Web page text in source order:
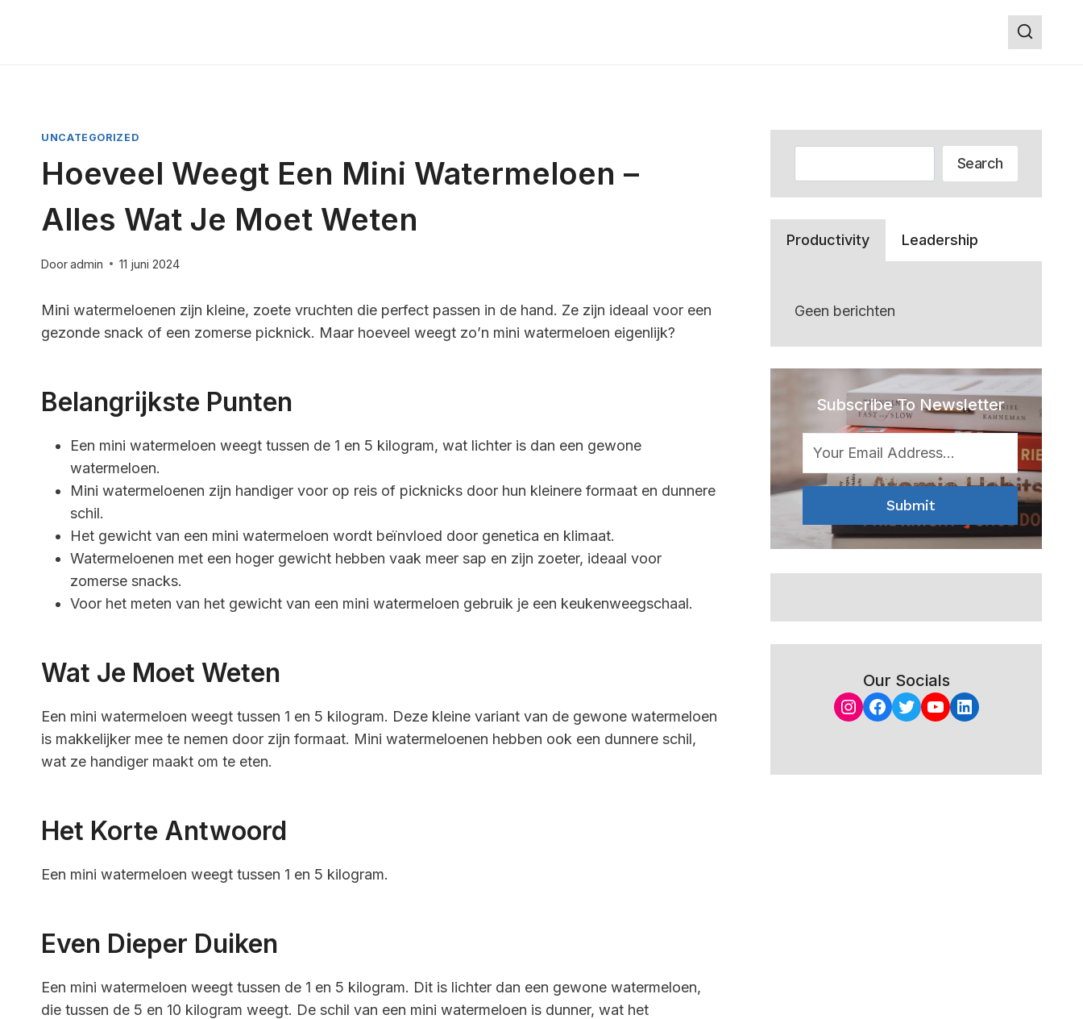
UNCATEGORIZED
Hoeveel Weegt Een Mini Watermeloen –
Alles Wat Je Moet Weten
Dooradmin 11 juni 2024
Mini watermeloenen zijn kleine, zoete vruchten die perfect passen in de hand. Ze zijn ideaal voor een
gezonde snack of een zomerse picknick. Maar hoeveel weegt zo’n mini watermeloen eigenlijk?
Belangrijkste Punten
Een mini watermeloen weegt tussen de 1 en 5 kilogram, wat lichter is dan een gewone
watermeloen.
Mini watermeloenen zijn handiger voor op reis of picknicks door hun kleinere formaat en dunnere
schil.
Het gewicht van een mini watermeloen wordt beïnvloed door genetica en klimaat.
Watermeloenen met een hoger gewicht hebben vaak meer sap en zijn zoeter, ideaal voor
zomerse snacks.
Voor het meten van het gewicht van een mini watermeloen gebruik je een keukenweegschaal.
Wat Je Moet Weten
Een mini watermeloen weegt tussen 1 en 5 kilogram. Deze kleine variant van de gewone watermeloen
is makkelijker mee te nemen door zijn formaat. Mini watermeloenen hebben ook een dunnere schil,
wat ze handiger maakt om te eten.
Het Korte Antwoord
Een mini watermeloen weegt tussen 1 en 5 kilogram.
Even Dieper Duiken
Een mini watermeloen weegt tussen de 1 en 5 kilogram. Dit is lichter dan een gewone watermeloen,
die tussen de 5 en 10 kilogram weegt. De schil van een mini watermeloen is dunner, wat het
Search
Productivity Leadership
Geen berichten
Subscribe To Newsletter
Submit
Our Socials
Instagram
Facebook
Twitter
YouTube
LinkedIn